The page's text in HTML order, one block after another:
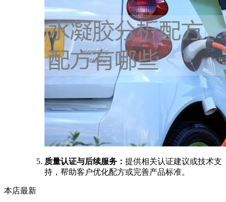
质量认证与后续服务： 提供相关认证建议或技术支
持，帮助客户优化配方或完善产品标准。
本店最新